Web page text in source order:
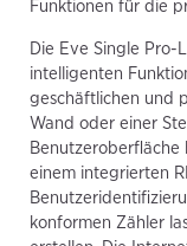
Funktionen für die
Die Eve Single Pro-
intelligenten
geschäftlichen und
Wand oder einer
Benutzeroberfläche
einem integrierten
konformen Zähler